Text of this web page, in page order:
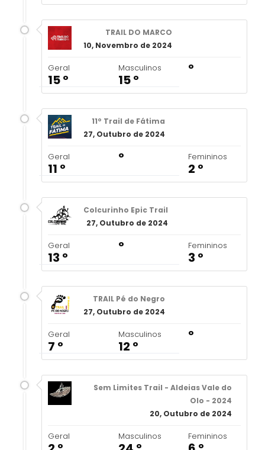
TRAIL DO MARCO
10, Novembro de 2024
Geral
15 º
Masculinos
15 º
º
11º Trail de Fátima
27, Outubro de 2024
Geral
11 º
º Femininos
2 º
Colcurinho Epic Trail
27, Outubro de 2024
Geral
13 º
º Femininos
3 º
TRAIL Pé do Negro
27, Outubro de 2024
Geral
7 º
Masculinos
12 º
º
Sem Limites Trail - Aldeias Vale do
Olo - 2024
20, Outubro de 2024
Geral Masculinos Femininos